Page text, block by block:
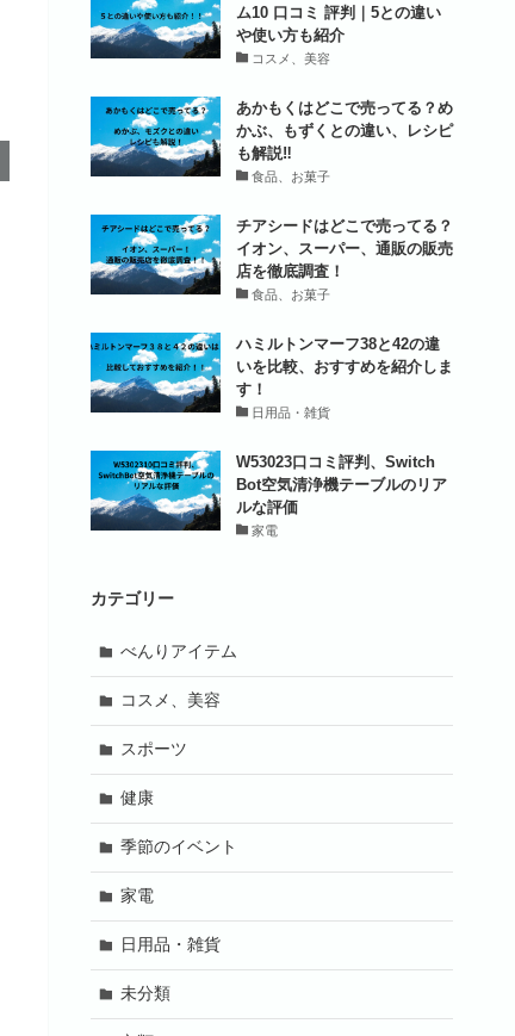
ム10 口コミ 評判｜5との違い
や使い方も紹介
コスメ、美容
あかもくはどこで売ってる？め
かぶ、もずくとの違い、レシピ
も解説‼
食品、お菓子
チアシードはどこで売ってる？
イオン、スーパー、通販の販売
店を徹底調査！
食品、お菓子
ハミルトンマーフ38と42の違
いを比較、おすすめを紹介しま
す！
日用品・雑貨
W53023口コミ評判、Switch
Bot空気清浄機テーブルのリア
ルな評価
家電
カテゴリー
べんりアイテム
コスメ、美容
スポーツ
健康
季節のイベント
家電
日用品・雑貨
未分類